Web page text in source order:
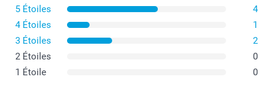
5 Étoiles
4
4 Étoiles
1
3 Étoiles
2
2 Étoiles
0
1 Étoile
0